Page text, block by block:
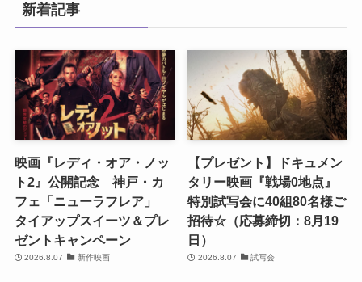
新着記事
映画『レディ・オア・ノッ
ト2』公開記念 神戸・カ
フェ「ニューラフレア」
タイアップスイーツ＆プレ
ゼントキャンペーン
2026.8.07 新作映画
【プレゼント】ドキュメン
タリー映画『戦場0地点』
特別試写会に40組80名様ご
招待☆（応募締切：8月19
日）
2026.8.07 試写会